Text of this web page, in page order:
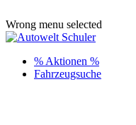
Wrong menu selected
% Aktionen %
Fahrzeugsuche